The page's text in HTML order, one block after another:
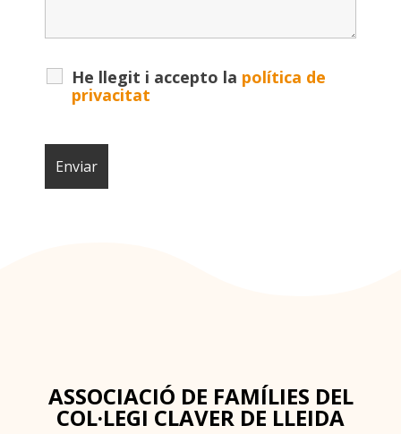
He llegit i accepto la política de
privacitat
ASSOCIACIÓ DE FAMÍLIES DEL
COL·LEGI CLAVER DE LLEIDA